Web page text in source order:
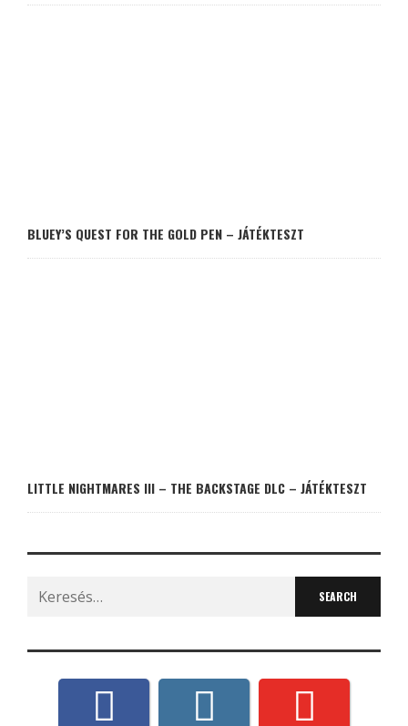
BLUEY’S QUEST FOR THE GOLD PEN – JÁTÉKTESZT
LITTLE NIGHTMARES III – THE BACKSTAGE DLC – JÁTÉKTESZT
Search
for: